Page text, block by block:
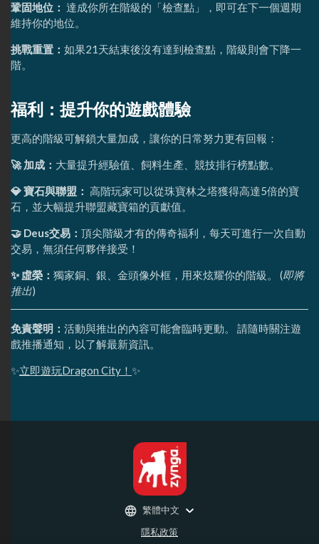
鞏固地位： 達成你所在階級的「檢查點」，即可在下一個週期
維持你的地位。
挑戰重置： 如果21天結束後沒有達到檢查點，階級則會下降一
階。
福利：提升你的遊戲體驗
更高的階級可解鎖大量加成，讓你的日常努力更有回報：
🚀 加成： 大量提升經驗值、飼料生產、競技排行榜點數。
💎 寶石與聯盟： 高階玩家可以從珠寶林之塔獲得高達5倍的寶
石，並大幅提升聯盟藏寶箱的貢獻值。
🤝 Deus交易： 頂尖階級才有的傳奇福利，每天可進行一次自動
交易，無須任何夥伴接受！
✨ 虛榮： 獨家銅、銀、金頭像外框，用來炫耀你的階級。 (即將
推出)
免責聲明： 活動與推出的內容可能會臨時更動。 請隨時關注遊
戲推播通知，以了解最新資訊。
✨立即遊玩Dragon City！ ✨
隱私政策
繁體中文